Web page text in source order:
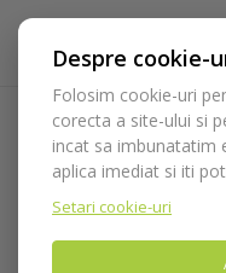
Despre cookie-
Folosim cookie-uri
corecta a site-ului si
incat sa imbunatatim
aplica imediat si iti
Setari cookie-uri
Acasa Echipamente
Radiologie intraorala
Placute fosforescente